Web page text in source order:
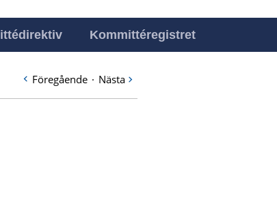
Kommittéregistret
Föregående · Nästa